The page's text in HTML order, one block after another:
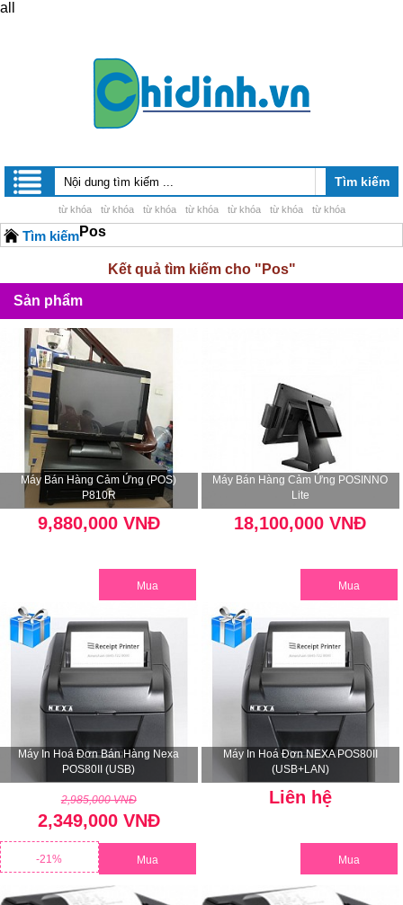
all
từ khóa từ khóa từ khóa từ khóa từ khóa từ khóa từ khóa
Tìm kiếmPos
Kết quả tìm kiếm cho " Pos"
Sản phẩm
Máy Bán Hàng Cảm Ứng (POS)
P810R
9,880,000 VNĐ
Mua
Máy Bán Hàng Cảm Ứng POSINNO
Lite
18,100,000 VNĐ
Mua
Máy In Hoá Đơn Bán Hàng Nexa
POS80II (USB)
2,985,000 VNĐ
2,349,000 VNĐ
-21% Mua
Máy In Hoá Đơn NEXA POS80II
(USB+LAN)
Liên hệ
Mua